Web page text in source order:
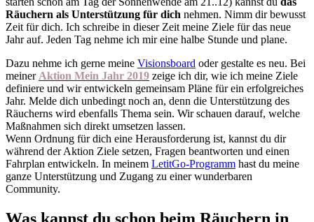
Räuchern als Unterstützung für dich nehmen. Nimm dir bewusst
Zeit für dich. Ich schreibe in dieser Zeit meine Ziele für das neue
Jahr auf. Jeden Tag nehme ich mir eine halbe Stunde und plane.
Dazu nehme ich gerne meine Visionsboard oder gestalte es neu. Bei
meiner Aktion Mein Jahr 2019 zeige ich dir, wie ich meine Ziele
definiere und wir entwickeln gemeinsam Pläne für ein erfolgreiches
Jahr. Melde dich unbedingt noch an, denn die Unterstützung des
Räucherns wird ebenfalls Thema sein. Wir schauen darauf, welche
Maßnahmen sich direkt umsetzen lassen.
Wenn Ordnung für dich eine Herausforderung ist, kannst du dir
während der Aktion Ziele setzen, Fragen beantworten und einen
Fahrplan entwickeln. In meinem LetitGo-Programm hast du meine
ganze Unterstützung und Zugang zu einer wunderbaren
Community.
Was kannst du schon beim Räuchern in